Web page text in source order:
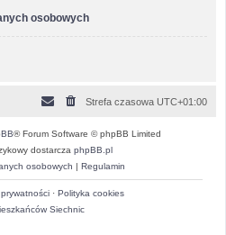
osobowych
Strefa czasowa UTC+01:00
® Forum Software © phpBB Limited
dostarcza phpBB.pl
osobowych | Regulamin
· Polityka cookies
Siechnic